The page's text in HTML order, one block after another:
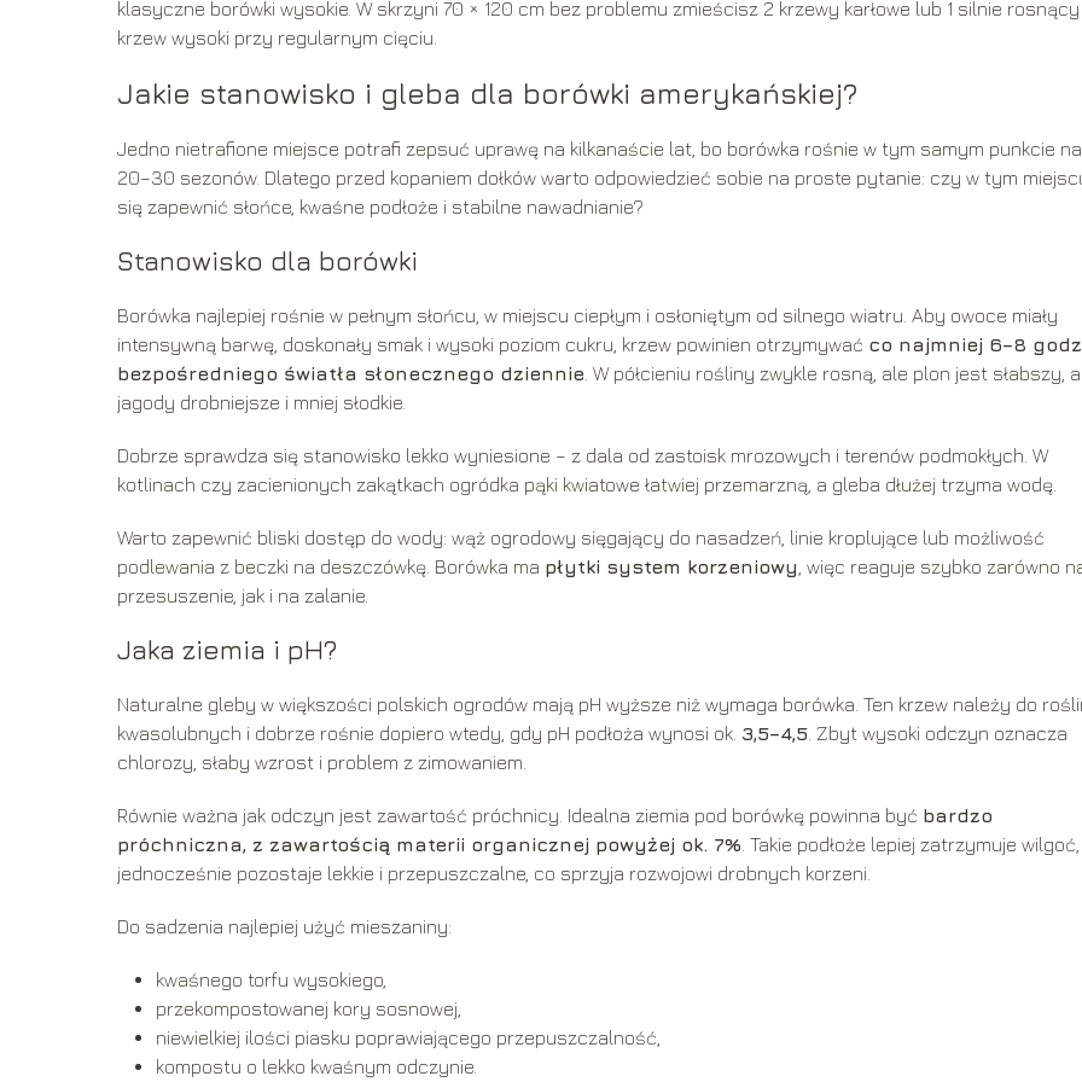
klasyczne borówki wysokie. W skrzyni 70 × 120 cm bez problemu zmieścisz 2 krzewy karłowe lub 1 silnie rosnący
krzew wysoki przy regularnym cięciu.
Jakie stanowisko i gleba dla borówki amerykańskiej?
Jedno nietrafione miejsce potrafi zepsuć uprawę na kilkanaście lat, bo borówka rośnie w tym samym punkcie
20–30 sezonów. Dlatego przed kopaniem dołków warto odpowiedzieć sobie na proste pytanie: czy w tym
się zapewnić słońce, kwaśne podłoże i stabilne nawadnianie?
Stanowisko dla borówki
Borówka najlepiej rośnie w pełnym słońcu, w miejscu ciepłym i osłoniętym od silnego wiatru. Aby owoce miały
intensywną barwę, doskonały smak i wysoki poziom cukru, krzew powinien otrzymywać co najmniej 6–8
bezpośredniego światła słonecznego dziennie . W półcieniu rośliny zwykle rosną, ale plon jest słabszy, a
jagody drobniejsze i mniej słodkie.
Dobrze sprawdza się stanowisko lekko wyniesione – z dala od zastoisk mrozowych i terenów podmokłych. W
kotlinach czy zacienionych zakątkach ogródka pąki kwiatowe łatwiej przemarzną, a gleba dłużej trzyma wodę.
Warto zapewnić bliski dostęp do wody: wąż ogrodowy sięgający do nasadzeń, linie kroplujące lub możliwość
podlewania z beczki na deszczówkę. Borówka ma płytki system korzeniowy , więc reaguje szybko zarówno
przesuszenie, jak i na zalanie.
Jaka ziemia i pH?
Naturalne gleby w większości polskich ogrodów mają pH wyższe niż wymaga borówka. Ten krzew należy do
kwasolubnych i dobrze rośnie dopiero wtedy, gdy pH podłoża wynosi ok. 3,5–4,5 . Zbyt wysoki odczyn oznacza
chlorozy, słaby wzrost i problem z zimowaniem.
Równie ważna jak odczyn jest zawartość próchnicy. Idealna ziemia pod borówkę powinna być bardzo
próchniczna, z zawartością materii organicznej powyżej ok. 7% . Takie podłoże lepiej zatrzymuje
jednocześnie pozostaje lekkie i przepuszczalne, co sprzyja rozwojowi drobnych korzeni.
Do sadzenia najlepiej użyć mieszaniny:
kwaśnego torfu wysokiego,
przekompostowanej kory sosnowej,
niewielkiej ilości piasku poprawiającego przepuszczalność,
kompostu o lekko kwaśnym odczynie.